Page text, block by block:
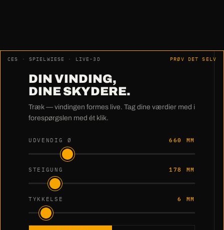
CES · SPIELWIESE · LIVE-3D PRØV DET SELV
DIN VINDING,
DINE SKYDERE.
Træk — vindingen formes live. Tag dine værdier med i
forespørgslen med ét klik.
UDVENDIG Ø 660 MM
STEIGUNG 178 MM
TYKKELSE 6 MM